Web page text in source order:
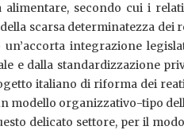
secondo cui i
scarsa determinatezza dei
integrazione
e dalla standardizzazione
italiano di riforma dei
modello organizzativo-tipo
delicato settore, per il